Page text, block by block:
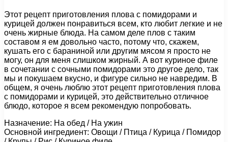
Этот рецепт приготовления плова с помидорами и
курицей должен понравиться всем, кто любит легкие и не
очень жирные блюда. На самом деле плов с таким
составом я ем довольно часто, потому что, скажем,
кушать его с бараниной или другим мясом я просто не
могу, он для меня слишком жирный. А вот куриное филе
в сочетании с сочными помидорами это другое дело, так
мы и покушаем вкусно, и фигуре сильно не навредим. В
общем, я очень люблю этот рецепт приготовления плова
с помидорами и курицей, это действительно отличное
блюдо, которое я всем рекомендую попробовать.
Назначение: На обед / На ужин
Основной ингредиент: Овощи / Птица / Курица / Помидор